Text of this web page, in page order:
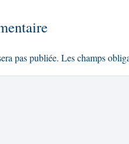
pas publiée. Les champs